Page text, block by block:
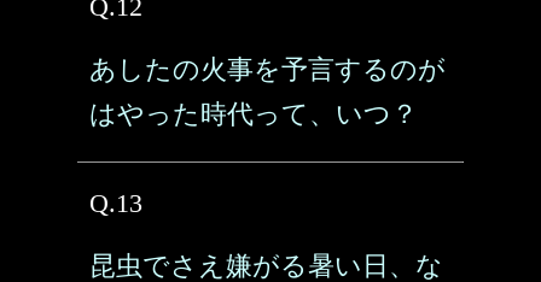
Q.12
あしたの火事を予言するのが
はやった時代って、いつ？
Q.13
昆虫でさえ嫌がる暑い日、な